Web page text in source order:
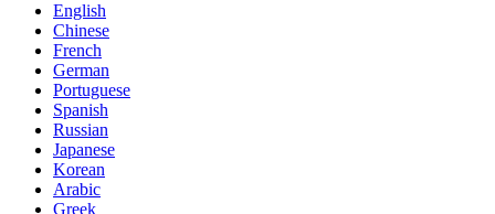
English
Chinese
French
German
Portuguese
Spanish
Russian
Japanese
Korean
Arabic
Greek